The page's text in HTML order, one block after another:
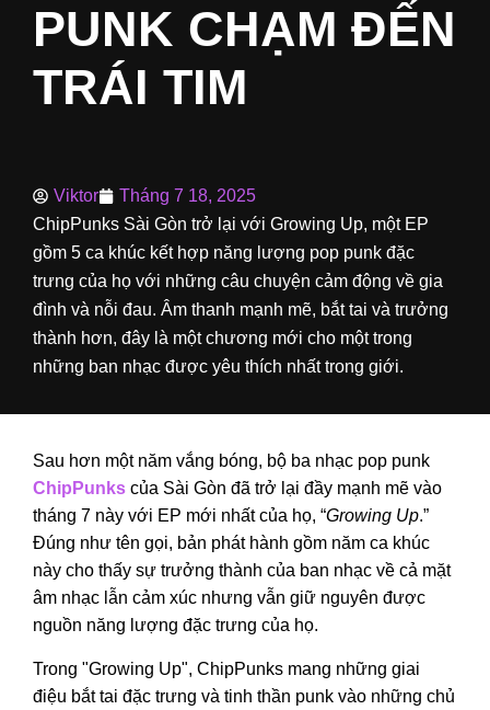
PUNK CHẠM ĐẾN
TRÁI TIM
Viktor
Tháng 7 18, 2025
ChipPunks Sài Gòn trở lại với Growing Up, một EP
gồm 5 ca khúc kết hợp năng lượng pop punk đặc
trưng của họ với những câu chuyện cảm động về gia
đình và nỗi đau. Âm thanh mạnh mẽ, bắt tai và trưởng
thành hơn, đây là một chương mới cho một trong
những ban nhạc được yêu thích nhất trong giới.
Sau hơn một năm vắng bóng, bộ ba nhạc pop punk
ChipPunks của Sài Gòn đã trở lại đầy mạnh mẽ vào
tháng 7 này với EP mới nhất của họ, “Growing Up.”
Đúng như tên gọi, bản phát hành gồm năm ca khúc
này cho thấy sự trưởng thành của ban nhạc về cả mặt
âm nhạc lẫn cảm xúc nhưng vẫn giữ nguyên được
nguồn năng lượng đặc trưng của họ.
Trong "Growing Up", ChipPunks mang những giai
điệu bắt tai đặc trưng và tinh thần punk vào những chủ